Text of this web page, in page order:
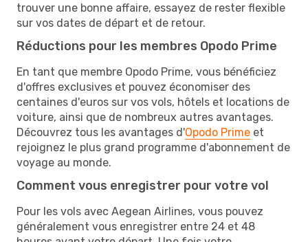
trouver une bonne affaire, essayez de rester flexible
sur vos dates de départ et de retour.
Réductions pour les membres Opodo Prime
En tant que membre Opodo Prime, vous bénéficiez
d'offres exclusives et pouvez économiser des
centaines d'euros sur vos vols, hôtels et locations de
voiture, ainsi que de nombreux autres avantages.
Découvrez tous les avantages d'Opodo Prime et
rejoignez le plus grand programme d'abonnement de
voyage au monde.
Comment vous enregistrer pour votre vol
Pour les vols avec Aegean Airlines, vous pouvez
généralement vous enregistrer entre 24 et 48